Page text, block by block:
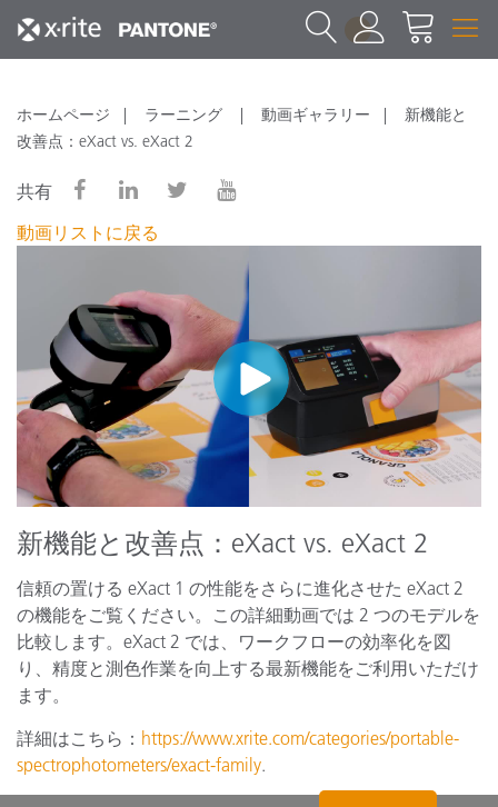
1
ホームページ ラーニング 動画ギャラリー
新機能と
改善点：eXact vs. eXact 2
共有
動画リストに戻る
新機能と改善点：eXact vs. eXact 2
信頼の置ける eXact 1 の性能をさらに進化させた eXact 2
の機能をご覧ください。この詳細動画では 2 つのモデルを
比較します。eXact 2 では、ワークフローの効率化を図
り、精度と測色作業を向上する最新機能をご利用いただけ
ます。
詳細はこちら： https://www.xrite.com/categories/portable-
spectrophotometers/exact-family.